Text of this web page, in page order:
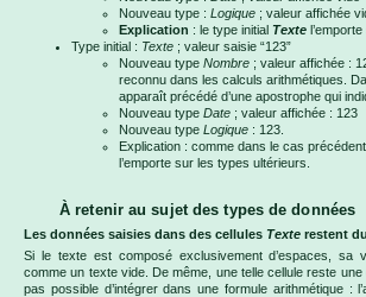
Nouveau type : Logique ; valeur affichée
Explication : le type initial Texte
Type initial : Texte ; valeur saisie “123”
Nouveau type Nombre ; valeur affichée :
reconnu dans les calculs arithmétiques.
apparaît précédé d’une apostrophe qui
Nouveau type Date ; valeur affichée : 123
Nouveau type Logique : 123.
Explication : comme dans le cas
l’emporte sur les types ultérieurs.
À retenir au sujet des types de données
Les données saisies dans des cellules Texte restent
Si le texte est composé exclusivement d’espaces, sa
comme un texte vide. De même, une telle cellule reste une
pas possible d’intégrer dans une formule arithmétique :